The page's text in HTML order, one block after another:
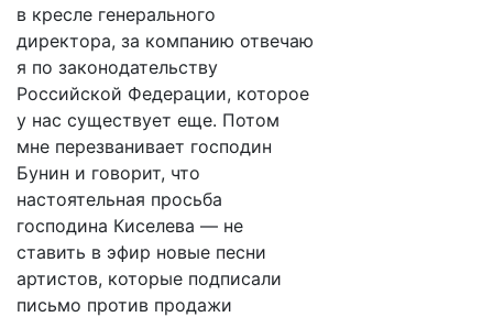
в кресле генерального
директора, за компанию отвечаю
я по законодательству
Российской Федерации, которое
у нас существует еще. Потом
мне перезванивает господин
Бунин и говорит, что
настоятельная просьба
господина Киселева — не
ставить в эфир новые песни
артистов, которые подписали
письмо против продажи